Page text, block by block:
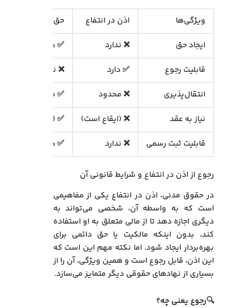
ویژگی‌ها اذن در انتفاع حق انتفاع
ایجاد حق
❌ ندارد ✅ دارد
قابلیت رجوع
✅ دارد ❌ ندارد
انتقال‌پذیری
❌ محدود ✅ معمولاً
نیاز به عقد
❌ (ایقاع است) ✅ (عقد است)
قابلیت ثبت رسمی
❌ ندارد ✅ دارد
رجوع از اذن در انتفاع و شرایط قانونی آن
در حقوق مدنی، اذن در انتفاع یکی از مفاهیمی
است که به واسطه آن، شخصی می‌تواند به
دیگری اجازه دهد تا از مالی متعلق به او استفاده
کند، بدون اینکه مالکیت یا حق دائمی برای
بهره‌بردار ایجاد شود. اما نکته مهم این است که
این اذن، قابل رجوع است و همین ویژگی، آن را از
بسیاری از نهادهای حقوقی دیگر متمایز می‌سازد.
🔍رجوع یعنی چه؟